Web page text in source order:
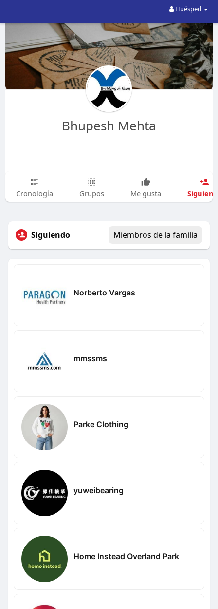
Huésped
Bhupesh Mehta
Cronología Grupos Me gusta
Siguiendo Miembros de la familia
Norberto Vargas
mmssms
Parke Clothing
yuweibearing
Home Instead Overland Park